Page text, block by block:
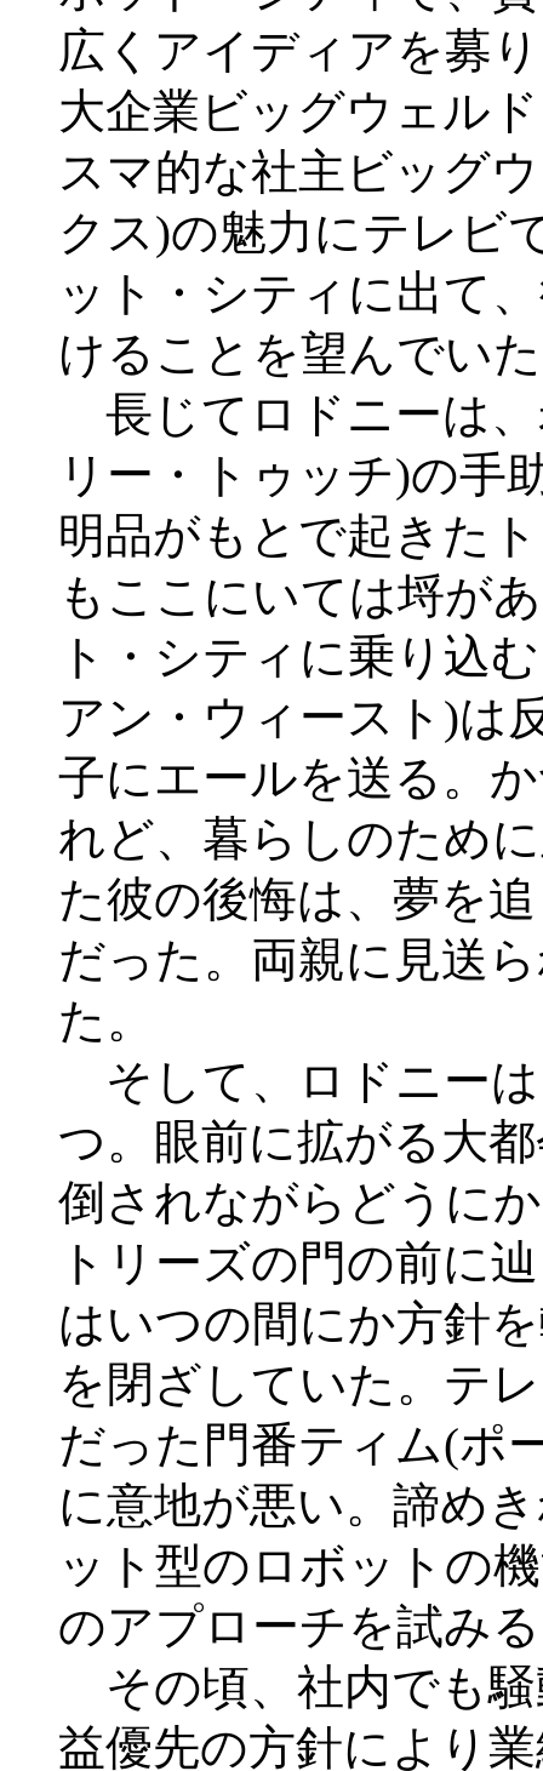
広くアイディアを募
大企業ビッグウェル
スマ的な社主ビッグ
クス)の魅力にテレビ
ット・シティに出て
けることを望んでい
長じてロドニーは
リー・トゥッチ)の手
明品がもとで起きた
もここにいては埒が
ト・シティに乗り込
アン・ウィースト)は
子にエールを送る。
れど、暮らしのため
た彼の後悔は、夢を
だった。両親に見送
た。
そして、ロドニー
つ。眼前に拡がる大
倒されながらどうに
トリーズの門の前に
はいつの間にか方針
を閉ざしていた。テ
だった門番ティム(ポ
に意地が悪い。諦め
ット型のロボットの
のアプローチを試み
その頃、社内でも
益優先の方針により